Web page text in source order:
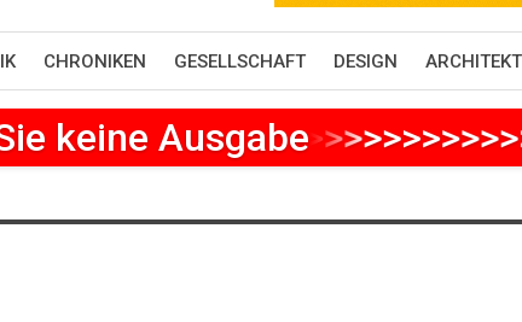
CHRONIKEN GESELLSCHAFT DESIGN
keine Ausgabe>>>>>>>>>>